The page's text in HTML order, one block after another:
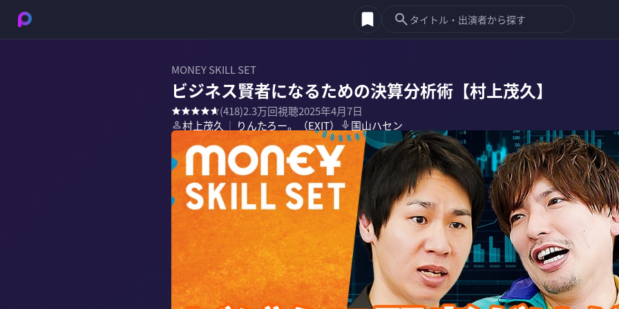
MONEY SKILL SET
ビジネス賢者になるための決算分析術【村上茂久】
(418)2.3万回視聴2025年4月7日
村上茂久 ｜ りんたろー。（EXIT） 国山ハセン